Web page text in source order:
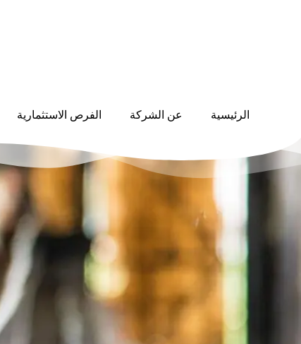
الرئيسية عن الشركة الفرص الاستثمارية